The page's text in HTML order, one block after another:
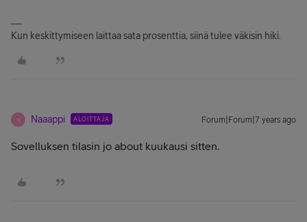
Kun keskittymiseen laittaa sata prosenttia, siinä tulee väkisin hiki.
N Naaappi ALOITTAJA Forum|Forum|7 years ago
Sovelluksen tilasin jo about kuukausi sitten.